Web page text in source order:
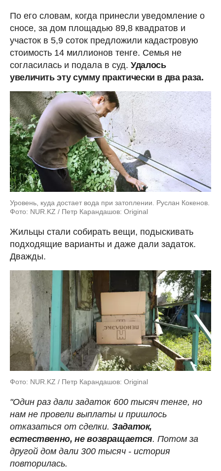
По его словам, когда принесли уведомление о
сносе, за дом площадью 89,8 квадратов и
участок в 5,9 соток предложили кадастровую
стоимость 14 миллионов тенге. Семья не
согласилась и подала в суд. Удалось
увеличить эту сумму практически в два раза.
Уровень, куда достает вода при затоплении. Руслан Кокенов.
Фото: NUR.KZ / Петр Карандашов: Original
Жильцы стали собирать вещи, подыскивать
подходящие варианты и даже дали задаток.
Дважды.
Фото: NUR.KZ / Петр Карандашов: Original
"Один раз дали задаток 600 тысяч тенге, но
нам не провели выплаты и пришлось
отказаться от сделки. Задаток,
естественно, не возвращается. Потом за
другой дом дали 300 тысяч - история
повторилась.